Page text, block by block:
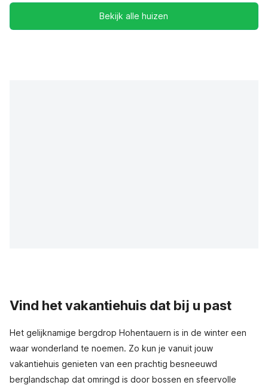
Bekijk alle huizen
Vind het vakantiehuis dat bij u past
Het gelijknamige bergdrop Hohentauern is in de winter een
waar wonderland te noemen. Zo kun je vanuit jouw
vakantiehuis genieten van een prachtig besneeuwd
berglandschap dat omringd is door bossen en sfeervolle